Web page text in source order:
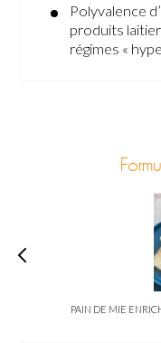
Polyvalence
produits
régimes «
PAIN DE MIE